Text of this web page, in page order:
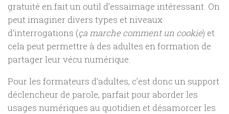
gratuité en fait un outil d’essaimage intéressant. On
peut imaginer divers types et niveaux
d’interrogations (ça marche comment un cookie) et
cela peut permettre à des adultes en formation de
partager leur vécu numérique.
Pour les formateurs d’adultes, c’est donc un support
déclencheur de parole, parfait pour aborder les
usages numériques au quotidien et désamorcer les